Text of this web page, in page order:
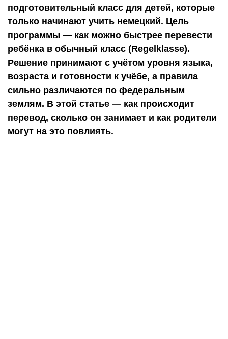
подготовительный класс для детей, которые
только начинают учить немецкий. Цель
программы — как можно быстрее перевести
ребёнка в обычный класс (Regelklasse).
Решение принимают с учётом уровня языка,
возраста и готовности к учёбе, а правила
сильно различаются по федеральным
землям. В этой статье — как происходит
перевод, сколько он занимает и как родители
могут на это повлиять.